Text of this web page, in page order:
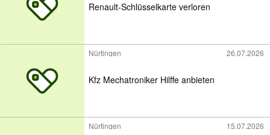
Renault-Schlüsselkarte verloren
Nürtingen 26.07.2026
Kfz Mechatroniker Hilffe anbieten
Nürtingen 15.07.2026